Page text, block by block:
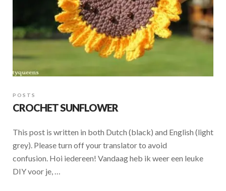
POSTS
CROCHET SUNFLOWER
This post is written in both Dutch (black) and English (light
grey). Please turn off your translator to avoid
confusion. Hoi iedereen! Vandaag heb ik weer een leuke
DIY voor je, …